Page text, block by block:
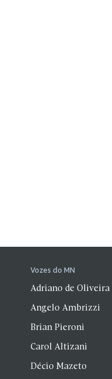
Vozes do MN
Adriano de
Angelo Ambrizzi
Brian Pieroni
Carol Altizani
Décio Mazeto